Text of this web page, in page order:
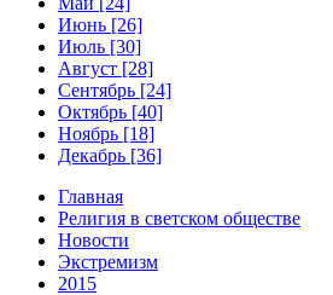
Июнь [26]
Июль [30]
Август [28]
Сентябрь [24]
Октябрь [40]
Ноябрь [18]
Декабрь [36]
Главная
Религия в светском обществе
Новости
Экстремизм
2015